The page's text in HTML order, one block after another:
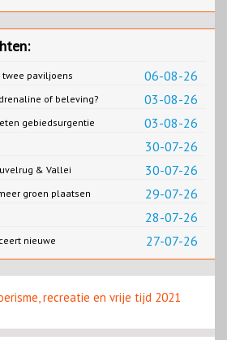
06-08-26
twee paviljoens
03-08-26
of beleving?
03-08-26
gebiedsurgentie
30-07-26
30-07-26
& Vallei
2026
29-07-26
groen plaatsen
28-07-26
27-07-26
nieuwe
Roermond en
recreatie en vrije tijd 2021